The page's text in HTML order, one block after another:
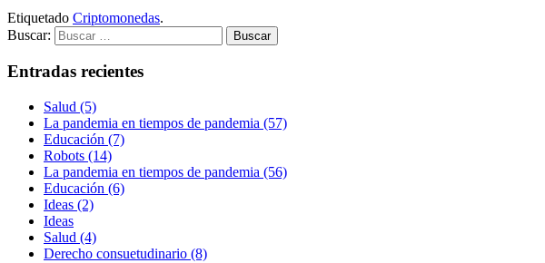
Etiquetado Criptomonedas.
Buscar:
Entradas recientes
Salud (5)
La pandemia en tiempos de pandemia (57)
Educación (7)
Robots (14)
La pandemia en tiempos de pandemia (56)
Educación (6)
Ideas (2)
Ideas
Salud (4)
Derecho consuetudinario (8)